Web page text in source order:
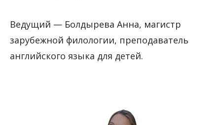
Ведущий — Болдырева Анна, магистр
зарубежной филологии, преподаватель
английского языка для детей.